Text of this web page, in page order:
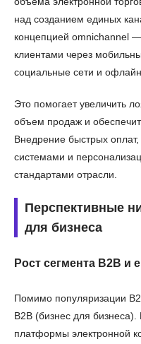
над созданием единых
концепцией omnichannel
клиентами через
социальные сети и
Это помогает увеличить
объем продаж и
Внедрение быстрых
системами и
стандартами отрасли.
Перспективные
для бизнеса
Рост сегмента B2B и
Помимо популяризации
B2B (бизнес для
платформы электронной